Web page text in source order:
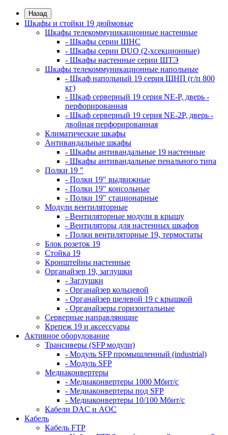
Назад
Шкафы и стойки 19 дюймовые
Шкафы телекоммуникационные настенные
- Шкафы серии ШНС
- Шкафы серии DUO (2-хсекционные)
- Шкафы настенные серии ШТЭ
Шкафы телекоммуникационные напольные
- Шкаф напольный 19 серия ШНП (г/п 800
кг)
- Шкаф серверный 19 серия NE-P, дверь -
перфорированная
- Шкаф серверный 19 серия NE-2P, дверь -
двойная перфорированная
Климатические шкафы
Антивандальные шкафы
- Шкафы антивандальные 19 настенные
- Шкафы антивандальные пенального типа
Полки 19 "
- Полки 19" выдвижные
- Полки 19" консольные
- Полки 19" стационарные
Модули вентиляторные
- Вентиляторные модули в крышу
- Вентиляторы для настенных шкафов
- Полки вентиляторные 19, термостаты
Блок розеток 19
Стойка 19
Кронштейны настенные
Органайзер 19, заглушки
- Заглушки
- Органайзер кольцевой
- Органайзер щелевой 19 с крышкой
- Органайзеры горизонтальные
Серверные направляющие
Крепеж 19 и аксессуары
Активное оборудование
Трансиверы (SFP модули)
- Модуль SFP промышленный (industrial)
- Модуль SFP
Медиаконвертеры
- Медиаконвертеры 1000 Мбит/с
- Медиаконвертеры под SFP
- Медиаконвертеры 10/100 Мбит/с
Кабели DAC и AOC
Кабель
Кабель FTP